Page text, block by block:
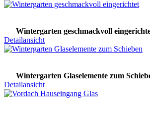
Wintergarten geschmackvoll
Detailansicht
Wintergarten Glaselemente zum
Detailansicht